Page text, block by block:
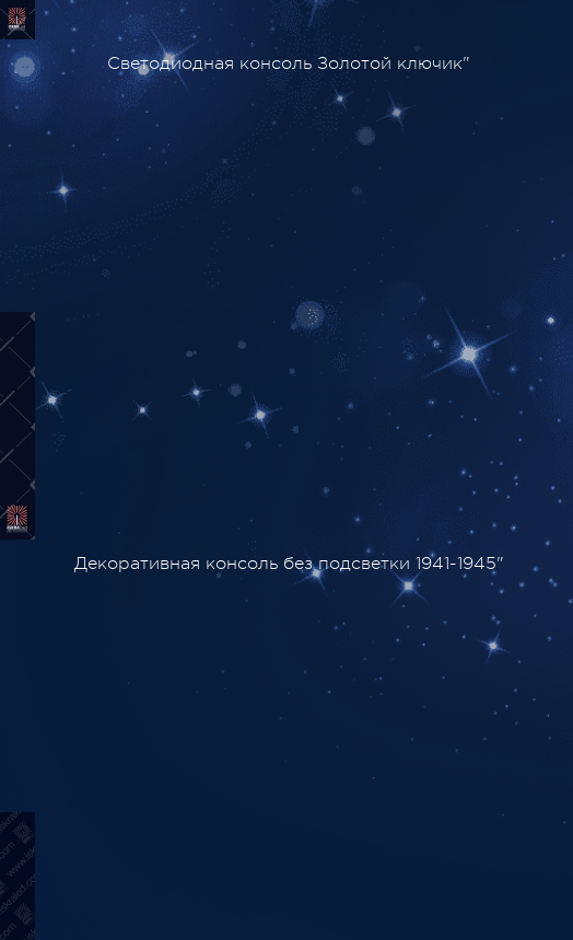
Светодиодная консоль Золотой ключик"
Декоративная консоль без подсветки 1941-1945"